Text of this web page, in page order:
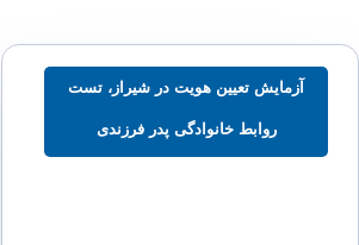
تعیین هویت در شیراز، تست
روابط خانوادگی پدر فرزندی